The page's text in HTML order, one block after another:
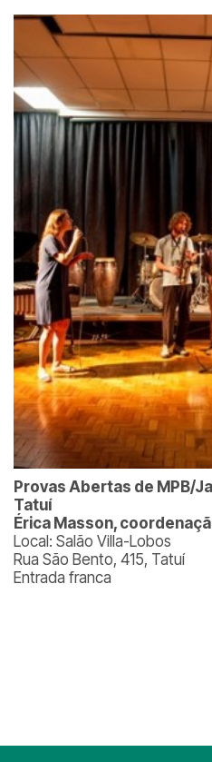
Provas Abertas de MPB/
Tatuí
Érica Masson,
Local: Salão Villa-Lobos
Rua São Bento, 415, Tatuí
Entrada franca